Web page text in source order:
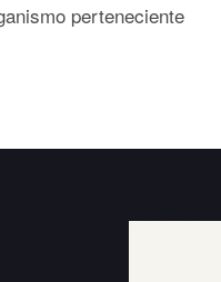
perteneciente